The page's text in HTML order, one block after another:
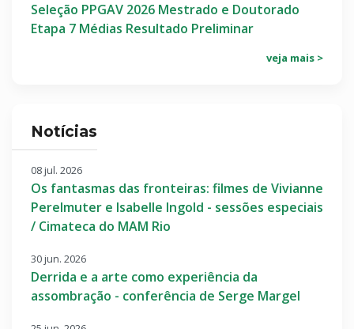
Seleção PPGAV 2026 Mestrado e Doutorado
Etapa 7 Médias Resultado Preliminar
veja mais >
Notícias
08 jul. 2026
Os fantasmas das fronteiras: filmes de Vivianne
Perelmuter e Isabelle Ingold - sessões especiais
/ Cimateca do MAM Rio
30 jun. 2026
Derrida e a arte como experiência da
assombração - conferência de Serge Margel